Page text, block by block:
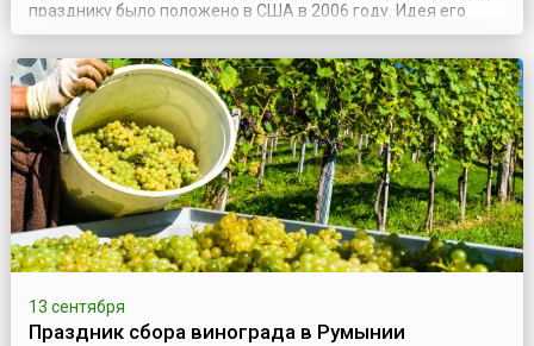
празднику было положено в США в 2006 году. Идея его
проведения пришла в голову двум подругам Кристине и
Вирджинии — любительницам этого вкусного продукта.
Именно 7 сентября они, находясь у себя дома, в городе
Хенрико (штат Вирджин...
13 сентября
Праздник сбора винограда в Румынии